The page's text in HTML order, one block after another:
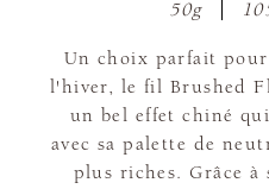
50g
Un choix parfait
l'hiver, le fil Brushed
un bel effet chiné
avec sa palette de
plus riches. Grâce à